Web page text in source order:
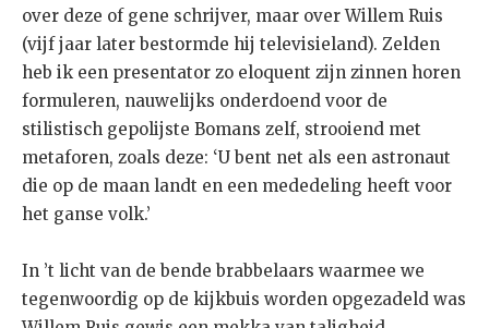
over deze of gene schrijver, maar over Willem Ruis
(vijf jaar later bestormde hij televisieland). Zelden
heb ik een presentator zo eloquent zijn zinnen horen
formuleren, nauwelijks onderdoend voor de
stilistisch gepolijste Bomans zelf, strooiend met
metaforen, zoals deze: ‘U bent net als een astronaut
die op de maan landt en een mededeling heeft voor
het ganse volk.’
In ’t licht van de bende brabbelaars waarmee we
tegenwoordig op de kijkbuis worden opgezadeld was